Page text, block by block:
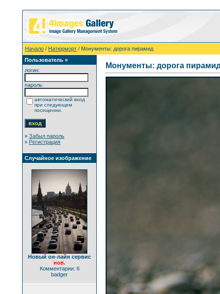
Начало / Натюрморт / Монументы: дорога пирамид
Пользователь »
логин:
пароль:
автоматический вход
при следующем
посещении.
» Забыл пароль
» Регистрация
Случайное изображение
Новый он-лайн сервис
нов.
Комментарии: 6
badger
Монументы: дорога